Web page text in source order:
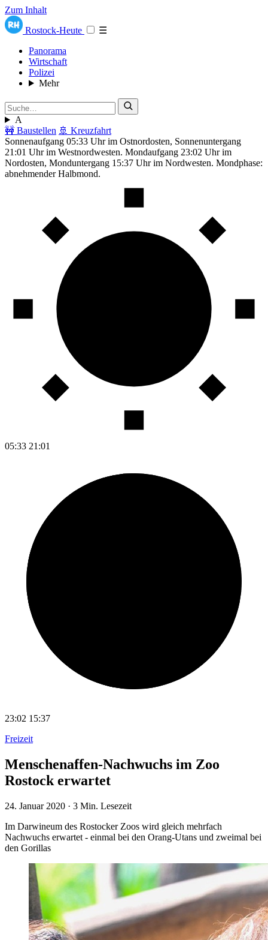
Zum Inhalt
Rostock-Heute
☰
Panorama
Wirtschaft
Polizei
Mehr
A
🚧 Baustellen 🚢 Kreuzfahrt
Sonnenaufgang 05:33 Uhr im Ostnordosten, Sonnenuntergang
21:01 Uhr im Westnordwesten. Mondaufgang 23:02 Uhr im
Nordosten, Monduntergang 15:37 Uhr im Nordwesten. Mondphase:
abnehmender Halbmond.
05:33 21:01
23:02 15:37
Freizeit
Menschenaffen-Nachwuchs im Zoo
Rostock erwartet
24. Januar 2020 · 3 Min. Lesezeit
Im Darwineum des Rostocker Zoos wird gleich mehrfach
Nachwuchs erwartet - einmal bei den Orang-Utans und zweimal bei
den Gorillas